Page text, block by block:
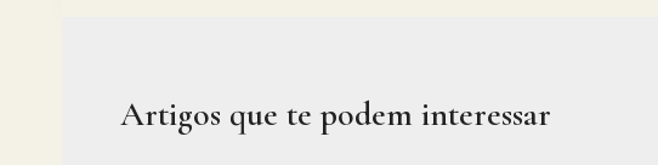
Artigos que te podem interessar